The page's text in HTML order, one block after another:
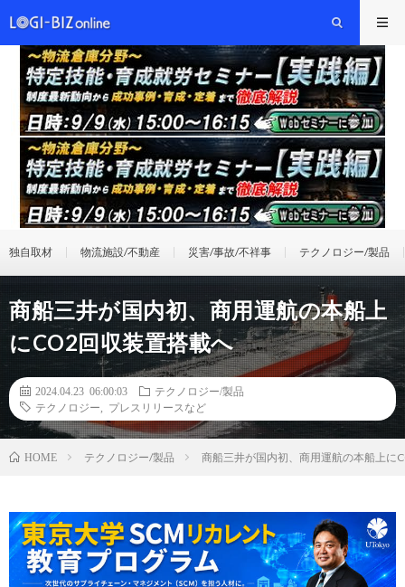
独自取材 物流施設/不動産 災害/事故/不祥事 テクノロジー/製品
商船三井が国内初、商用運航の本船上
にCO2回収装置搭載へ
2024.04.23 06:00:03
テクノロジー/製品
テクノロジー
プレスリリースなど
HOME テクノロジー/製品 商船三井が国内初、商用運航の本船上に